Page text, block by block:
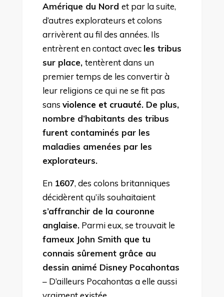
Amérique du Nord et par la suite,
d’autres explorateurs et colons
arrivèrent au fil des années. Ils
entrèrent en contact avec les tribus
sur place, tentèrent dans un
premier temps de les convertir à
leur religions ce qui ne se fit pas
sans violence et cruauté. De plus,
nombre d’habitants des tribus
furent contaminés par les
maladies amenées par les
explorateurs.
En 1607, des colons britanniques
décidèrent qu’ils souhaitaient
s’affranchir de la couronne
anglaise.Parmi eux, se trouvait le
fameux John Smith que tu
connais sûrement grâce au
dessin animé Disney Pocahontas
– D’ailleurs Pocahontas a elle aussi